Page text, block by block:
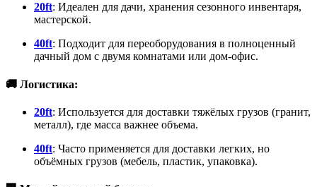
20ft: Идеален для дачи, хранения сезонного инвентаря,
мастерской.
40ft: Подходит для переоборудования в полноценный
дачный дом с двумя комнатами или дом-офис.
🚚 Логистика:
20ft: Используется для доставки тяжёлых грузов (гранит,
металл), где масса важнее объема.
40ft: Часто применяется для доставки легких, но
объёмных грузов (мебель, пластик, упаковка).